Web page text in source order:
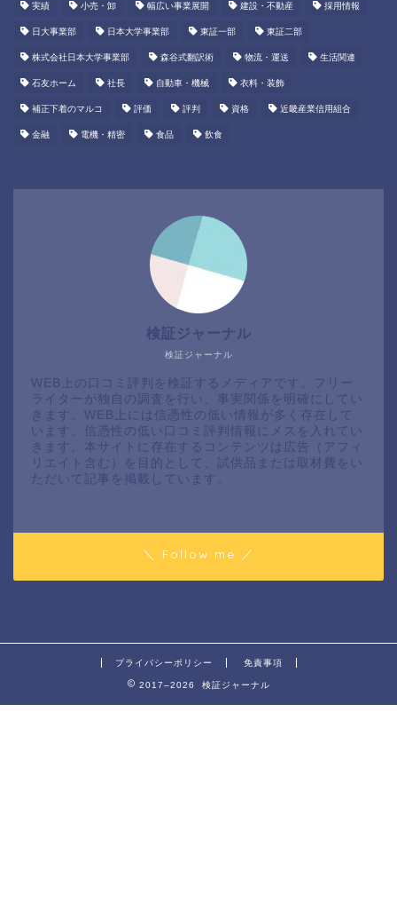
実績 小売・卸 幅広い事業展開 建設・不動産 採用情報
日大事業部 日本大学事業部 東証一部 東証二部
株式会社日本大学事業部 森谷式翻訳術 物流・運送 生活関連
石友ホーム 社長 自動車・機械 衣料・装飾
補正下着のマルコ 評価 評判 資格 近畿産業信用組合
金融 電機・精密 食品 飲食
検証ジャーナル
検証ジャーナル
WEB上の口コミ評判を検証するメディアです。フリー
ライターが独自の調査を行い、事実関係を明確にしてい
きます。WEB上には信憑性の低い情報が多く存在して
います。信憑性の低い口コミ評判情報にメスを入れてい
きます。本サイトに存在するコンテンツは広告（アフィ
リエイト含む）を目的として、試供品または取材費をい
ただいて記事を掲載しています。
＼ Follow me ／
プライバシーポリシー 免責事項
2017–2026 検証ジャーナル